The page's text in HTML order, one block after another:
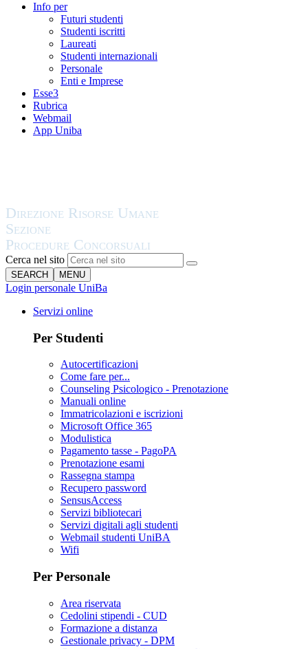
Info per
Futuri studenti
Studenti iscritti
Laureati
Studenti internazionali
Personale
Enti e Imprese
Esse3
Rubrica
Webmail
App Uniba
Cerca nel sito
SEARCH MENU
Login personale UniBa
Servizi online
Per Studenti
Autocertificazioni
Come fare per...
Counseling Psicologico - Prenotazione
Manuali online
Immatricolazioni e iscrizioni
Microsoft Office 365
Modulistica
Pagamento tasse - PagoPA
Prenotazione esami
Rassegna stampa
Recupero password
SensusAccess
Servizi bibliotecari
Servizi digitali agli studenti
Webmail studenti UniBA
Wifi
Per Personale
Area riservata
Cedolini stipendi - CUD
Formazione a distanza
Gestionale privacy - DPM